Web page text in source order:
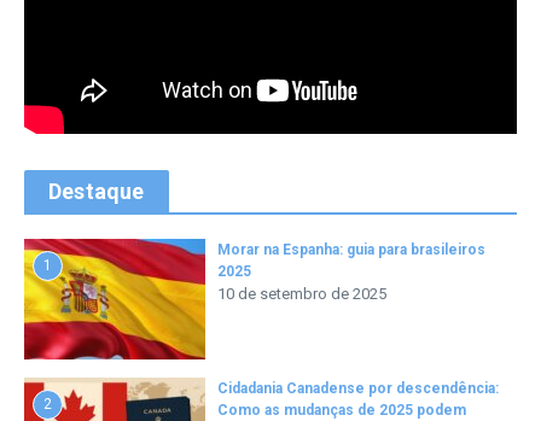
Destaque
1
Morar na Espanha: guia para brasileiros
2025
10 de setembro de 2025
2
Cidadania Canadense por descendência:
Como as mudanças de 2025 podem